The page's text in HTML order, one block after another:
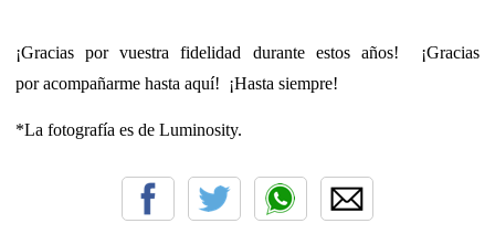
¡Gracias por vuestra fidelidad durante estos años! ¡Gracias
por acompañarme hasta aquí! ¡Hasta siempre!
*La fotografía es de Luminosity.